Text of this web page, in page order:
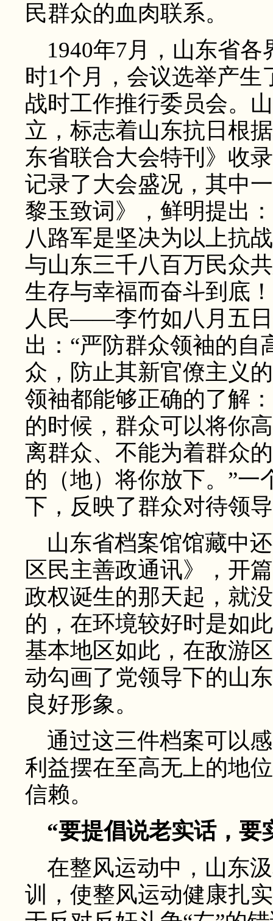
民群众的血肉联系。
1940年7月，山东省各
时1个月，会议选举产
战时工作推行委员会。
立，标志着山东抗日根
东省联合大会特刊》收
记录了大会盛况，其中
黎玉致词》，鲜明提出
八路军是坚决为以上抗
与山东三千八百万民众
生存与幸福而奋斗到底
人民——李竹如八月五
出：“严防群众领袖的自
众，防止其新官僚主义
领袖都能够正确的了解
的时候，群众可以将你
离群众、不能为着群众
的（地）将你放下。”一
下，反映了群众对待领
山东省档案馆馆藏中
区民主善政通讯》，开
政权诞生的那天起，就
的，在环境较好时是如
基本地区如此，在敌游
动勾画了党领导下的山
良好形象。
通过这三件档案可以
利益摆在至高无上的地
信赖。
“要提倡说老实话，要
在整风运动中，山东
训，使整风运动健康扎